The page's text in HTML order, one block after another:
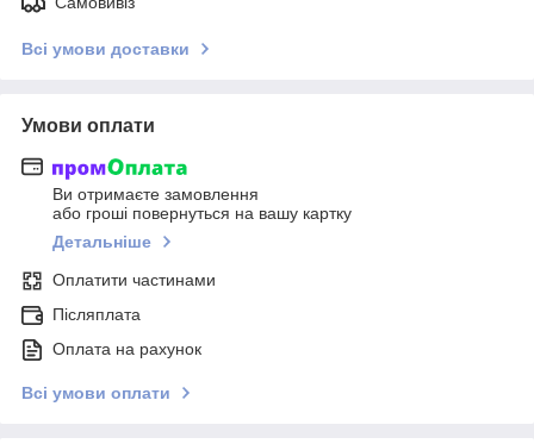
Всі умови доставки
Умови оплати
Ви отримаєте замовлення
або гроші повернуться на вашу картку
Детальніше
Оплатити частинами
Післяплата
Оплата на рахунок
Всі умови оплати